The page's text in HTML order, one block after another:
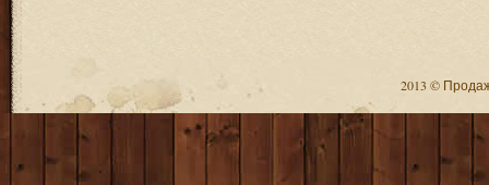
2013 ©